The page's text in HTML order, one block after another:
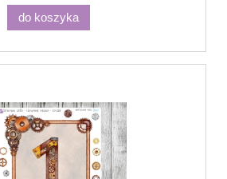
do koszyka